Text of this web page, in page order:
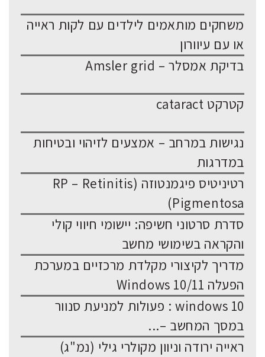
משחקים מותאמים לילדים עם לקות ראייה
או עם עיוורון
בדיקת אמסלר – Amsler grid
קטרקט cataract
נגישות במרחב – אמצעים לזיהוי ובטיחות
במדרגות
רטיניטיס פיגמנטוזה (RP – Retinitis
Pigmentosa)
סדרת סרטוני חשיפה: יישומי חיווי קולי
והקראה בשימושי מחשב
מדריך לקיצורי מקלדת מרכזיים במערכת
הפעלה Windows 10/11
windows 10 : פעולות למניעת סנוור
במסך המחשב –...
ראייה ירודה וניוון מקולרי גילי (נמ"ג)